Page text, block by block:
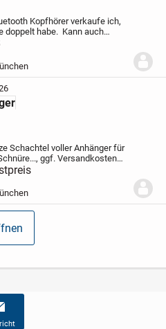
Kopfhörer verkaufe ich,
doppelt habe. Kann auch
werden, Rücknahme
Schachtel voller Anhänger für
ggf. Versandkosten
Rücknahme